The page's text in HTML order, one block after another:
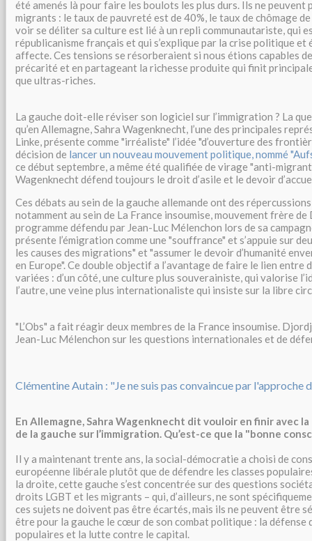
été amenés là pour faire les boulots les plus durs. Ils ne peuvent
migrants : le taux de pauvreté est de 40%, le taux de chômage
voir se déliter sa culture est lié à un repli communautariste, qui
républicanisme français et qui s’explique par la crise politique et
affecte. Ces tensions se résorberaient si nous étions capables
précarité et en partageant la richesse produite qui finit
que ultras-riches.
La gauche doit-elle réviser son logiciel sur l’immigration ? La
qu’en Allemagne, Sahra Wagenknecht, l’une des principales
Linke, présente comme "irréaliste" l’idée "d’ouverture des
décision de lancer un nouveau mouvement politique, nommé
ce début septembre, a même été qualifiée de virage "anti-
Wagenknecht défend toujours le droit d’asile et le devoir
Ces débats au sein de la gauche allemande ont des
notamment au sein de La France insoumise, mouvement frère de
programme défendu par Jean-Luc Mélenchon lors de sa
présente l’émigration comme une "souffrance" et s’appuie sur
les causes des migrations" et "assumer le devoir d’humanité
en Europe". Ce double objectif a l’avantage de faire le lien entre
variées : d’un côté, une culture plus souverainiste, qui valorise
l’autre, une veine plus internationaliste qui insiste sur la libre
"L’Obs" a fait réagir deux membres de la France insoumise.
Jean-Luc Mélenchon sur les questions internationales et de
Clémentine Autain : "Je ne suis pas convaincue par l'approche
En Allemagne, Sahra Wagenknecht dit vouloir en finir avec
de la gauche sur l’immigration. Qu’est-ce que la "bonne
Il y a maintenant trente ans, la social-démocratie a choisi de
européenne libérale plutôt que de défendre les classes
la droite, cette gauche s’est concentrée sur des questions
droits LGBT et les migrants – qui, d’ailleurs, ne sont
ces sujets ne doivent pas être écartés, mais ils ne peuvent être
être pour la gauche le cœur de son combat politique : la défense
populaires et la lutte contre le capital.